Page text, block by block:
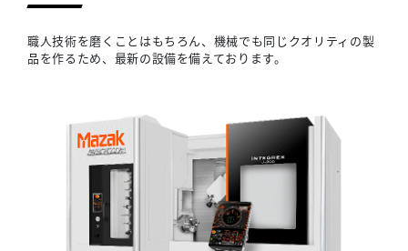
職人技術を磨くことはもちろん、機械でも同じクオリティの製
品を作るため、最新の設備を備えております。